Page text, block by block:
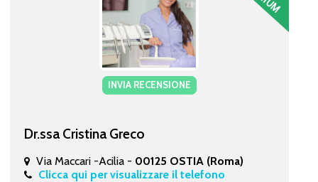
INVIA RECENSIONE
Dr.ssa Cristina Greco
Via Maccari -Acilia - 00125 OSTIA (Roma)
Clicca qui per visualizzare il telefono